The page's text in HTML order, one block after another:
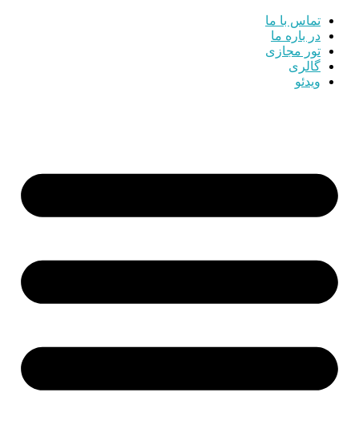
تماس با ما
در باره ما
تور مجازی
گالری
ویدئو